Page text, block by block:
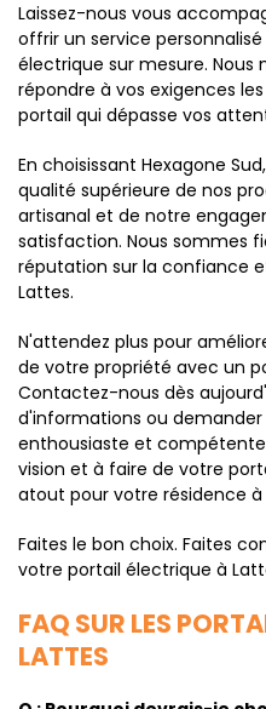
Laissez-nous vous
offrir un service
électrique sur mesure.
répondre à vos exigences
portail qui dépasse vos
En choisissant Hexagone
qualité supérieure de nos
artisanal et de notre
satisfaction. Nous sommes
réputation sur la confiance
Lattes.
N'attendez plus pour
de votre propriété avec un
Contactez-nous dès
d'informations ou
enthousiaste et
vision et à faire de votre
atout pour votre résidence à
Faites le bon choix. Faites
votre portail électrique à
FAQ SUR LES
LATTES